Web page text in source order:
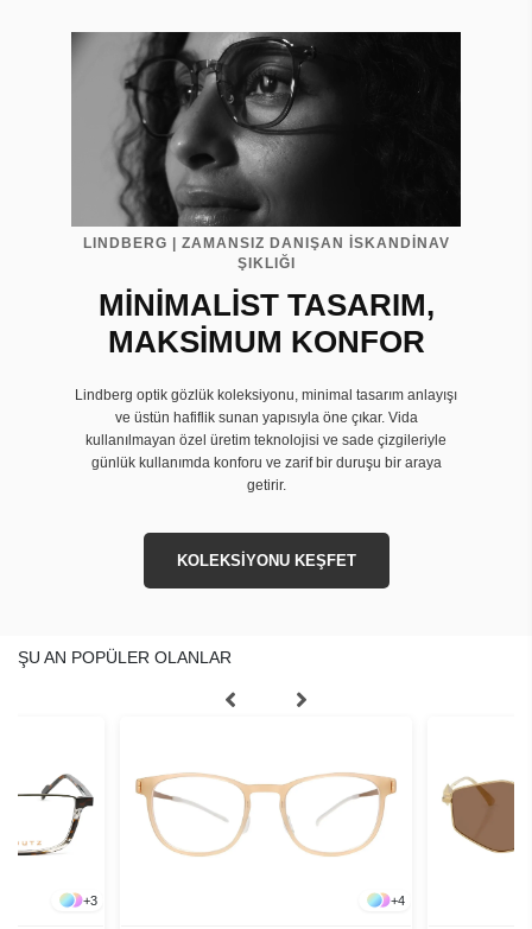
LINDBERG | ZAMANSIZ DANIŞAN İSKANDİNAV
ŞIKLIĞI
MİNİMALİST TASARIM,
MAKSİMUM KONFOR
Lindberg optik gözlük koleksiyonu, minimal tasarım anlayışı
ve üstün hafiflik sunan yapısıyla öne çıkar. Vida
kullanılmayan özel üretim teknolojisi ve sade çizgileriyle
günlük kullanımda konforu ve zarif bir duruşu bir araya
getirir.
KOLEKSİYONU KEŞFET
ŞU AN POPÜLER OLANLAR
+3 +4